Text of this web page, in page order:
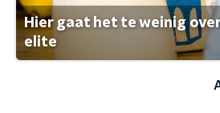
Hier gaat het te weinig
elite